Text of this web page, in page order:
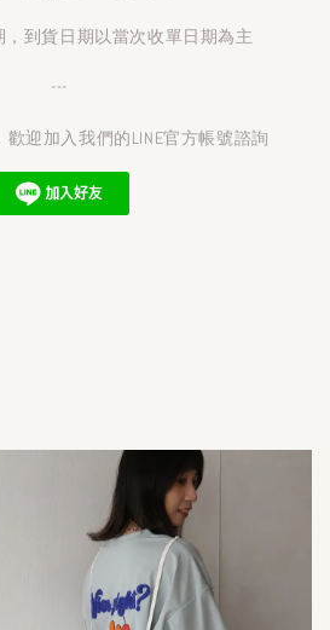
到貨日期以當次收單日期為主
---
迎加入我們的LINE官方帳號諮詢